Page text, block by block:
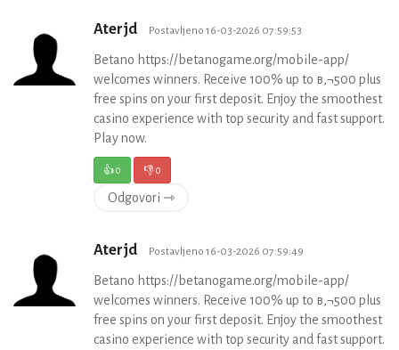
Aterjd Postavljeno 16-03-2026 07:59:53
Betano https://betanogame.org/mobile-app/
welcomes winners. Receive 100% up to в‚¬500 plus
free spins on your first deposit. Enjoy the smoothest
casino experience with top security and fast support.
Play now.
👍0 👎0
Odgovori ⇾
Aterjd Postavljeno 16-03-2026 07:59:49
Betano https://betanogame.org/mobile-app/
welcomes winners. Receive 100% up to в‚¬500 plus
free spins on your first deposit. Enjoy the smoothest
casino experience with top security and fast support.